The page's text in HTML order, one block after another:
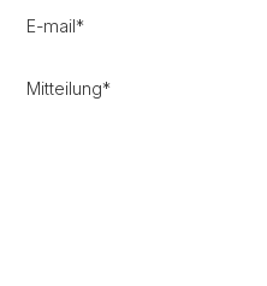
E-mail*
Mitteilung*